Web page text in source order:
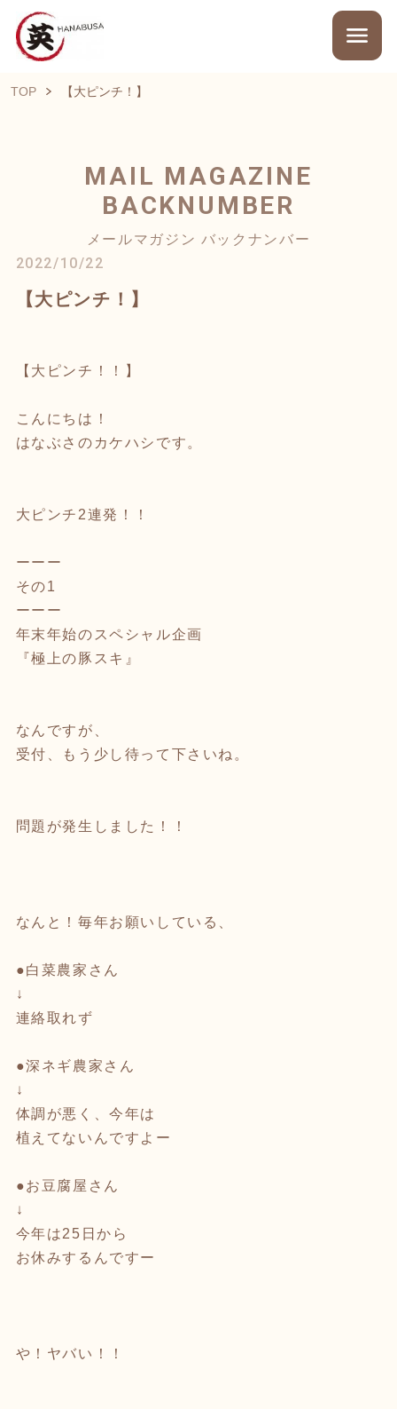
TOP 【大ピンチ！】
MAIL MAGAZINE
BACKNUMBER
メールマガジン バックナンバー
2022/10/22
【大ピンチ！】
【大ピンチ！！】
こんにちは！
はなぶさのカケハシです。
大ピンチ2連発！！
ーーー
その1
ーーー
年末年始のスペシャル企画
『極上の豚スキ』
なんですが、
受付、もう少し待って下さいね。
問題が発生しました！！
なんと！毎年お願いしている、
●白菜農家さん
↓
連絡取れず
●深ネギ農家さん
↓
体調が悪く、今年は
植えてないんですよー
●お豆腐屋さん
↓
今年は25日から
お休みするんですー
や！ヤバい！！